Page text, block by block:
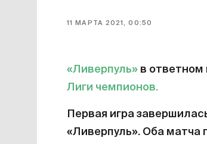
11 МАРТА 2021, 00:50
«Ливерпуль» в ответном
Лиги чемпионов.
Первая игра
«Ливерпуль». Оба матча